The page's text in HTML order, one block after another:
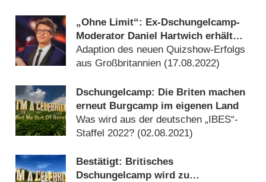
„Ohne Limit“: Ex-Dschungelcamp-
Moderator Daniel Hartwich erhält
neue RTL-Show
Adaption des neuen Quizshow-Erfolgs
aus Großbritannien (17.08.2022)
Dschungelcamp: Die Briten machen
erneut Burgcamp im eigenen Land
Was wird aus der deutschen „IBES“-
Staffel 2022? (02.08.2021)
Bestätigt: Britisches
Dschungelcamp wird zu